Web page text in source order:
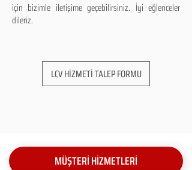
için bizimle iletişime geçebilirsiniz. İyi eğlenceler
dileriz.
LCV HİZMETİ TALEP FORMU
MÜŞTERİ HİZMETLERİ